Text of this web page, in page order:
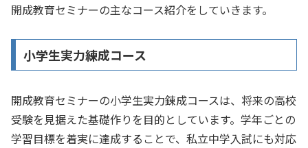
開成教育セミナーの主なコース紹介をしていきます。
小学生実力練成コース
開成教育セミナーの小学生実力錬成コースは、将来の高校
受験を見据えた基礎作りを目的としています。学年ごとの
学習目標を着実に達成することで、私立中学入試にも対応